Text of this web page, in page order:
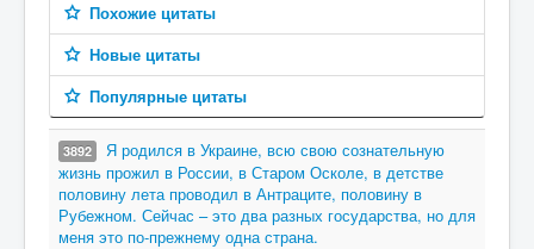
Похожие цитаты
Новые цитаты
Популярные цитаты
3892
Я родился в Украине, всю свою сознательную
жизнь прожил в России, в Старом Осколе, в детстве
половину лета проводил в Антраците, половину в
Рубежном. Сейчас – это два разных государства, но для
меня это по-прежнему одна страна.